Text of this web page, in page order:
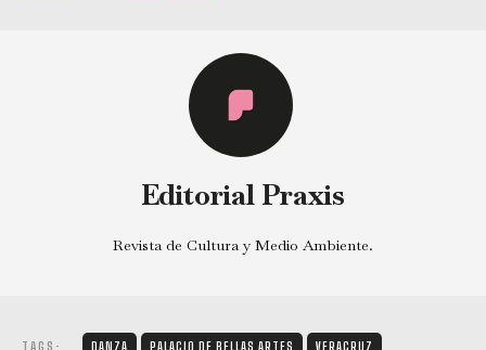
Editorial Praxis
Revista de Cultura y Medio Ambiente.
TAGS: DANZA PALACIO DE BELLAS ARTES VERACRUZ